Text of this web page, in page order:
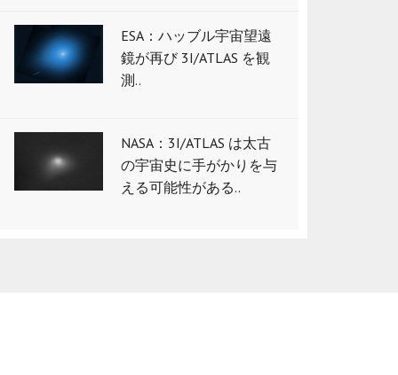
ESA：ハッブル宇宙望遠
鏡が再び 3I/ATLAS を観
測..
NASA：3I/ATLAS は太古
の宇宙史に手がかりを与
える可能性がある..